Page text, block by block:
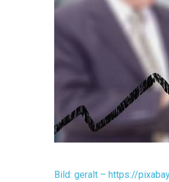
Bild: geralt – https://